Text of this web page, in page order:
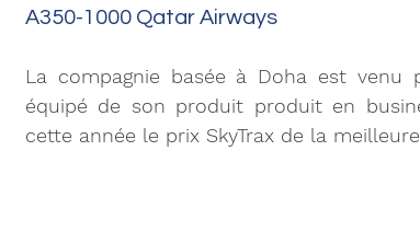
A350-1000 Qatar Airways
La compagnie basée à Doha est venu
équipé de son produit produit en
cette année le prix SkyTrax de la